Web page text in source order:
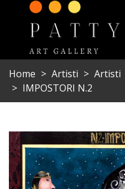
Home > Artisti > Artisti
> IMPOSTORI N.2